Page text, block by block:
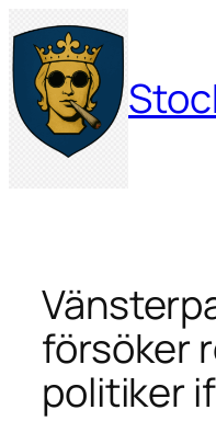
Hoppa
till
innehåll
försöker
politiker